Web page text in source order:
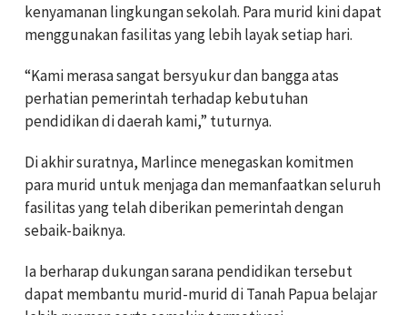
kenyamanan lingkungan sekolah. Para murid kini dapat
menggunakan fasilitas yang lebih layak setiap hari.
“Kami merasa sangat bersyukur dan bangga atas
perhatian pemerintah terhadap kebutuhan
pendidikan di daerah kami,” tuturnya.
Di akhir suratnya, Marlince menegaskan komitmen
para murid untuk menjaga dan memanfaatkan seluruh
fasilitas yang telah diberikan pemerintah dengan
sebaik-baiknya.
Ia berharap dukungan sarana pendidikan tersebut
dapat membantu murid-murid di Tanah Papua belajar